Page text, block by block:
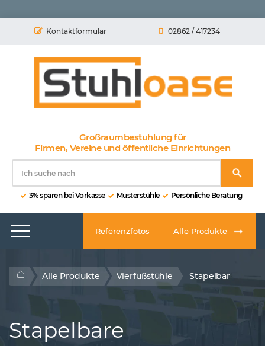
Kontaktformular 02862 / 417234
Großraumbestuhlung für
Firmen, Vereine und öffentliche Einrichtungen
3% sparen bei Vorkasse Musterstühle Persönliche Beratung
Referenzfotos Alle Produkte
Alle Produkte Vierfußstühle Stapelbar
Stapelbare